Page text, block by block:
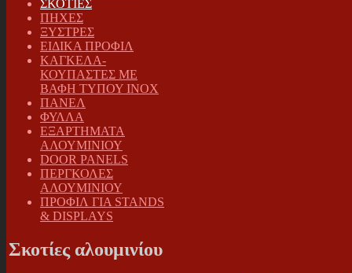
ΣΚΟΤΙΕΣ
ΠΗΧΕΣ
ΞΥΣΤΡΕΣ
ΕΙΔΙΚΑ ΠΡΟΦΙΛ
ΚΑΓΚΕΛΑ-
ΚΟΥΠΑΣΤΕΣ ΜΕ
ΒΑΦΗ ΤΥΠΟΥ INOX
ΠΑΝΕΛ
ΦΥΛΛΑ
ΕΞΑΡΤΗΜΑΤΑ
ΑΛΟΥΜΙΝΙΟΥ
DOOR PANELS
ΠΕΡΓΚΟΛΕΣ
ΑΛΟΥΜΙΝΙΟΥ
ΠΡΟΦΙΛ ΓΙΑ STANDS
& DISPLAYS
Σκοτίες αλουμινίου